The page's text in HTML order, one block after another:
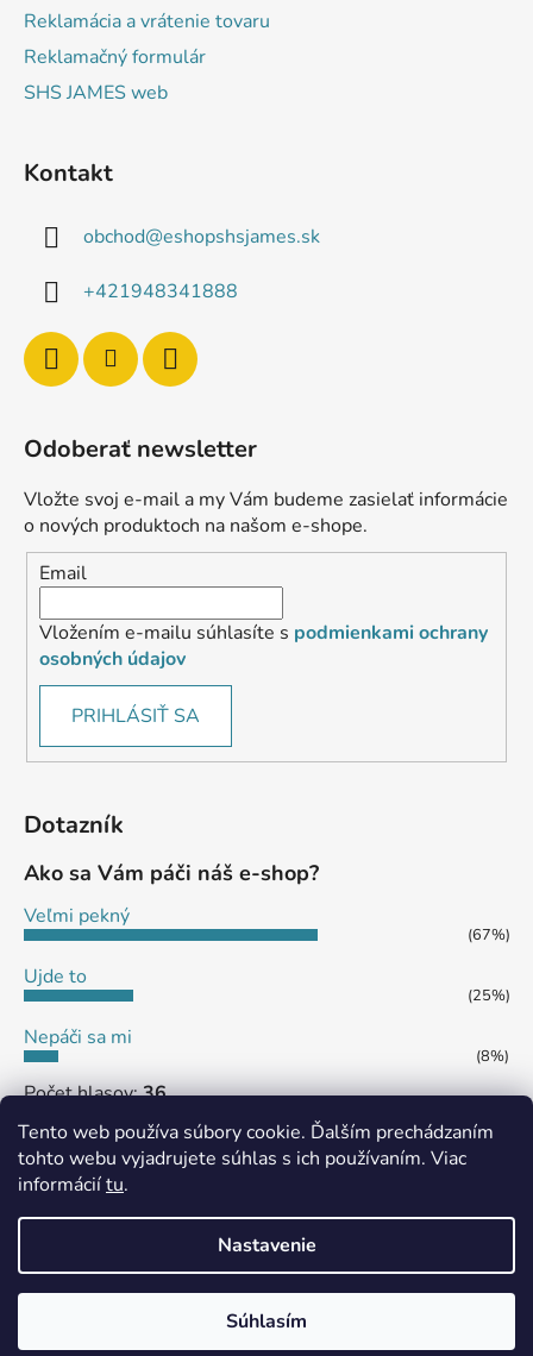
Tento web používa súbory cookie. Ďalším prechádzaním
tohto webu vyjadrujete súhlas s ich používaním. Viac
informáciítu.
Nastavenie
Súhlasím
Reklamácia a vrátenie tovaru
Reklamačný formulár
SHS JAMES web
Kontakt
obchod@eshopshsjames.sk
+421948341888
Odoberať newsletter
Vložte svoj e-mail a my Vám budeme zasielať informácie
o nových produktoch na našom e-shope.
Email
Vložením e-mailu súhlasíte s podmienkami ochrany
osobných údajov
PRIHLÁSIŤ SA
Dotazník
Ako sa Vám páči náš e-shop?
Veľmi pekný
(67%)
Ujde to
(25%)
Nepáči sa mi
(8%)
Počet hlasov:36
MôjPrvýEshop.sk Shoptet.sk
Vytvoril Shoptet
eshop SHS JAMES